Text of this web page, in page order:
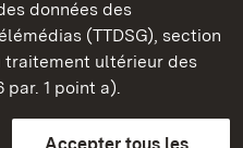
données des
(TTDSG), section
traitement ultérieur des
par. 1 point a).
Protection des données